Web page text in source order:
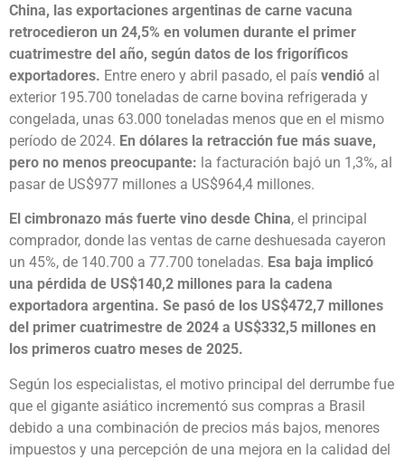
China, las exportaciones argentinas de carne vacuna
retrocedieron un 24,5% en volumen durante el primer
cuatrimestre del año, según datos de los frigoríficos
exportadores. Entre enero y abril pasado, el país vendió al
exterior 195.700 toneladas de carne bovina refrigerada y
congelada, unas 63.000 toneladas menos que en el mismo
período de 2024. En dólares la retracción fue más suave,
pero no menos preocupante: la facturación bajó un 1,3%, al
pasar de US$977 millones a US$964,4 millones.
El cimbronazo más fuerte vino desde China, el principal
comprador, donde las ventas de carne deshuesada cayeron
un 45%, de 140.700 a 77.700 toneladas. Esa baja implicó
una pérdida de US$140,2 millones para la cadena
exportadora argentina. Se pasó de los US$472,7 millones
del primer cuatrimestre de 2024 a US$332,5 millones en
los primeros cuatro meses de 2025.
Según los especialistas, el motivo principal del derrumbe fue
que el gigante asiático incrementó sus compras a Brasil
debido a una combinación de precios más bajos, menores
impuestos y una percepción de una mejora en la calidad del